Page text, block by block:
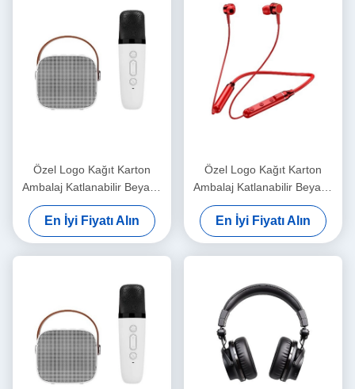
Özel Logo Kağıt Karton
Ambalaj Katlanabilir Beyaz /
Siyah / Gül Altın Lüks
Makineli Hediye Kutusu
Kurdele Kapalı
En İyi Fiyatı Alın
Özel Logo Kağıt Karton
Ambalaj Katlanabilir Beyaz /
Siyah / Gül Altın Lüks
Makineli Hediye Kutusu
Kurdele Kapalı
En İyi Fiyatı Alın